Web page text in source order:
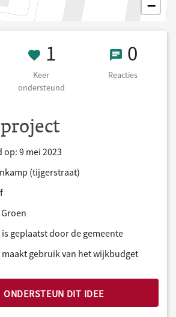
−
4
1 Keer
1
Keer
ondersteund
0 0
Reacties
9 mei 2023
(tijgerstraat)
geplaatst door de gemeente
gebruik van het wijkbudget
ONDERSTEUN DIT IDEE